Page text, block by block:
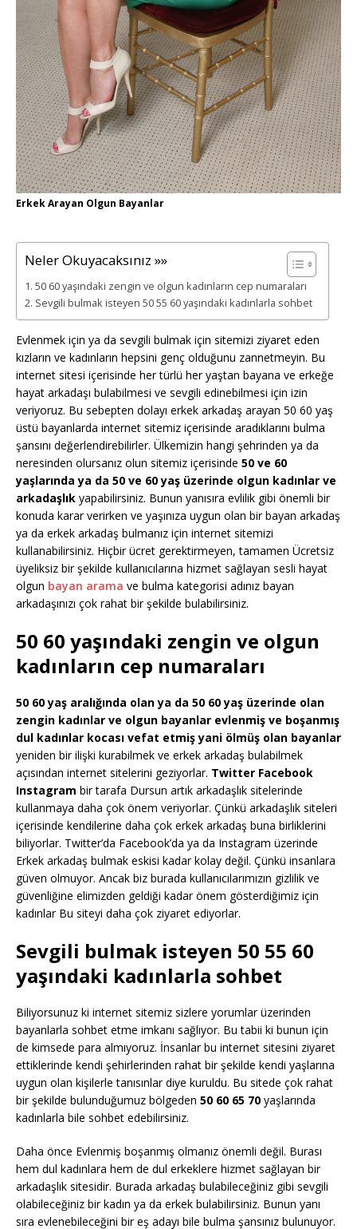
Erkek Arayan Olgun Bayanlar
Neler Okuyacaksınız »»
50 60 yaşındaki zengin ve olgun kadınların cep numaraları
Sevgili bulmak isteyen 50 55 60 yaşındaki kadınlarla sohbet
Evlenmek için ya da sevgili bulmak için sitemizi ziyaret eden
kızların ve kadınların hepsini genç olduğunu zannetmeyin. Bu
internet sitesi içerisinde her türlü her yaştan bayana ve erkeğe
hayat arkadaşı bulabilmesi ve sevgili edinebilmesi için izin
veriyoruz. Bu sebepten dolayı erkek arkadaş arayan 50 60 yaş
üstü bayanlarda internet sitemiz içerisinde aradıklarını bulma
şansını değerlendirebilirler. Ülkemizin hangi şehrinden ya da
neresinden olursanız olun sitemiz içerisinde 50 ve 60
yaşlarında ya da 50 ve 60 yaş üzerinde olgun kadınlar ve
arkadaşlık yapabilirsiniz. Bunun yanısıra evlilik gibi önemli bir
konuda karar verirken ve yaşınıza uygun olan bir bayan arkadaş
ya da erkek arkadaş bulmanız için internet sitemizi
kullanabilirsiniz. Hiçbir ücret gerektirmeyen, tamamen Ücretsiz
üyeliksiz bir şekilde kullanıcılarına hizmet sağlayan sesli hayat
olgun bayan arama ve bulma kategorisi adınız bayan
arkadaşınızı çok rahat bir şekilde bulabilirsiniz.
50 60 yaşındaki zengin ve olgun
kadınların cep numaraları
50 60 yaş aralığında olan ya da 50 60 yaş üzerinde olan
zengin kadınlar ve olgun bayanlar evlenmiş ve boşanmış
dul kadınlar kocası vefat etmiş yani ölmüş olan bayanlar
yeniden bir ilişki kurabilmek ve erkek arkadaş bulabilmek
açısından internet sitelerini geziyorlar. Twitter Facebook
Instagram bir tarafa Dursun artık arkadaşlık sitelerinde
kullanmaya daha çok önem veriyorlar. Çünkü arkadaşlık siteleri
içerisinde kendilerine daha çok erkek arkadaş buna birliklerini
biliyorlar. Twitter’da Facebook’da ya da Instagram üzerinde
Erkek arkadaş bulmak eskisi kadar kolay değil. Çünkü insanlara
güven olmuyor. Ancak biz burada kullanıcılarımızın gizlilik ve
güvenliğine elimizden geldiği kadar önem gösterdiğimiz için
kadınlar Bu siteyi daha çok ziyaret ediyorlar.
Sevgili bulmak isteyen 50 55 60
yaşındaki kadınlarla sohbet
Biliyorsunuz ki internet sitemiz sizlere yorumlar üzerinden
bayanlarla sohbet etme imkanı sağlıyor. Bu tabii ki bunun için
de kimsede para almıyoruz. İnsanlar bu internet sitesini ziyaret
ettiklerinde kendi şehirlerinden rahat bir şekilde kendi yaşlarına
uygun olan kişilerle tanısınlar diye kuruldu. Bu sitede çok rahat
bir şekilde bulunduğumuz bölgeden 50 60 65 70 yaşlarında
kadınlarla bile sohbet edebilirsiniz.
Daha önce Evlenmiş boşanmış olmanız önemli değil. Burası
hem dul kadınlara hem de dul erkeklere hizmet sağlayan bir
arkadaşlık sitesidir. Burada arkadaş bulabileceğiniz gibi sevgili
olabileceğiniz bir kadın ya da erkek bulabilirsiniz. Bunun yanı
sıra evlenebileceğini bir eş adayı bile bulma şansınız bulunuyor.